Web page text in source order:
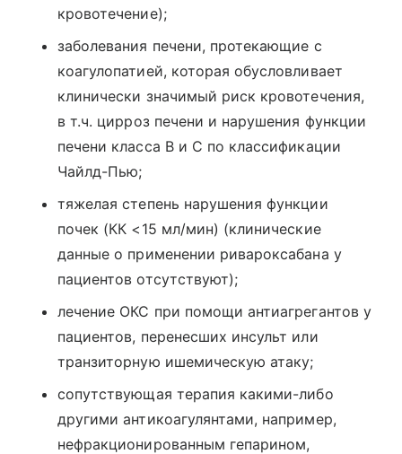
кровотечение);
заболевания печени, протекающие с
коагулопатией, которая обусловливает
клинически значимый риск кровотечения,
в т.ч. цирроз печени и нарушения функции
печени класса B и C по классификации
Чайлд-Пью;
тяжелая степень нарушения функции
почек (КК <15 мл/мин) (клинические
данные о применении ривароксабана у
пациентов отсутствуют);
лечение ОКС при помощи антиагрегантов у
пациентов, перенесших инсульт или
транзиторную ишемическую атаку;
сопутствующая терапия какими-либо
другими антикоагулянтами, например,
нефракционированным гепарином,